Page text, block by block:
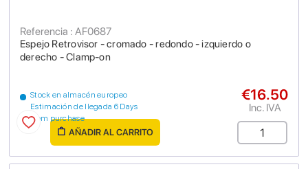
Espejo Retrovisor - cromado - redondo - izquierdo o
derecho - Clamp-on
Referencia : AF0687
Stock en almacén europeo
Estimación de llegada 6 Days
from purchase
€16.50
Inc. IVA
AÑADIR AL CARRITO